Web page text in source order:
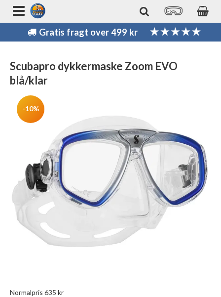
Gratis fragt over 499 kr
Scubapro dykkermaske Zoom EVO
blå/klar
-10%
Normalpris 635 kr